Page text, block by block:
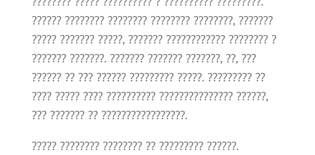
?????? ???????? ???????? ???????? ????????, ???????
????? ??????? ?????, ??????? ???????????? ???????? ?
??????? ???????. ??????? ??????? ???????, ??, ???
?????? ?? ??? ?????? ????????? ?????. ????????? ??
???? ????? ???? ?????????? ??????????????? ??????,
??? ??????? ?? ?????????????????.
????? ???????? ???????? ?? ????????? ??????.